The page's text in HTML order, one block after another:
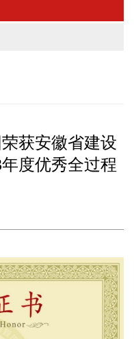
获安徽省建设
度优秀全过程